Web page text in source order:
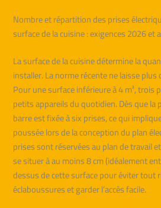
Nombre et répartition des prises
surface de la cuisine : exigences 2026 et
La surface de la cuisine détermine la
installer. La norme récente ne laisse plus
Pour une surface inférieure à 4 m²,
petits appareils du quotidien. Dès que la
barre est fixée à six prises, ce qui
poussée lors de la conception du plan
prises sont réservées au plan de travail
se situer à au moins 8 cm (idéalement
dessus de cette surface pour éviter tout
éclaboussures et garder l’accès facile.